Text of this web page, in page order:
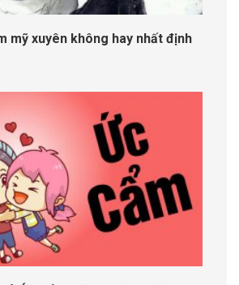
mỹ xuyên không hay nhất định